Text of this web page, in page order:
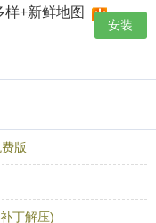
样+新鲜地图
安装
版
丁解压)